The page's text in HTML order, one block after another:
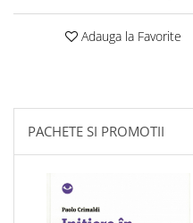
Adauga la Favorite
PACHETE SI PROMOTII